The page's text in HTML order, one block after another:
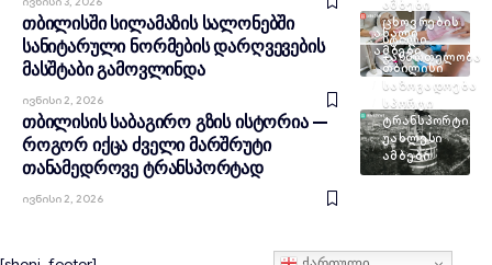
ᲐᲛᲑᲔᲑᲘ
ᲪᲮᲝᲕᲠᲔᲑᲘᲡ
ᲡᲢᲘᲚᲘ
ᲯᲐᲜᲛᲠᲗᲔᲚᲝᲑᲐ
თბილისში სილამაზის სალონებში
სანიტარული ნორმების დარღვევების
მასშტაბი გამოვლინდა
Ივნისი 2, 2026
ᲐᲮᲐᲚᲘ
ᲐᲛᲑᲔᲑᲘ
ᲗᲑᲘᲚᲘᲡᲘ
ᲡᲐᲖᲝᲒᲐᲓᲝᲔᲑᲐ
ᲡᲞᲝᲠᲢᲘ
ᲢᲠᲐᲜᲡᲞᲝᲠᲢᲘ
ᲣᲐᲮᲚᲔᲡᲘ
ᲐᲛᲑᲔᲑᲘ
თბილისის საბაგირო გზის ისტორია —
როგორ იქცა ძველი მარშრუტი
თანამედროვე ტრანსპორტად
Ივნისი 2, 2026